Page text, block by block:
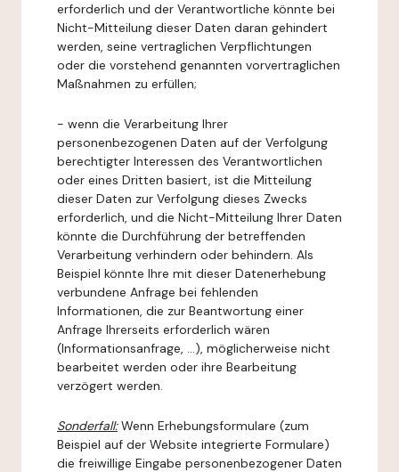
erforderlich und der Verantwortliche könnte bei
Nicht-Mitteilung dieser Daten daran gehindert
werden, seine vertraglichen Verpflichtungen
oder die vorstehend genannten vorvertraglichen
Maßnahmen zu erfüllen;
- wenn die Verarbeitung Ihrer
personenbezogenen Daten auf der Verfolgung
berechtigter Interessen des Verantwortlichen
oder eines Dritten basiert, ist die Mitteilung
dieser Daten zur Verfolgung dieses Zwecks
erforderlich, und die Nicht-Mitteilung Ihrer Daten
könnte die Durchführung der betreffenden
Verarbeitung verhindern oder behindern. Als
Beispiel könnte Ihre mit dieser Datenerhebung
verbundene Anfrage bei fehlenden
Informationen, die zur Beantwortung einer
Anfrage Ihrerseits erforderlich wären
(Informationsanfrage, ...), möglicherweise nicht
bearbeitet werden oder ihre Bearbeitung
verzögert werden.
Sonderfall:Wenn Erhebungsformulare (zum
Beispiel auf der Website integrierte Formulare)
die freiwillige Eingabe personenbezogener Daten